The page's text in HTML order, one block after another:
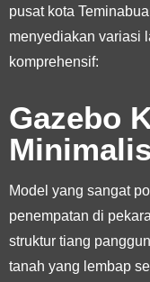
pusat kota
menyediakan variasi
komprehensif:
Gazebo
Model yang sangat
penempatan di
struktur tiang
tanah yang lembap